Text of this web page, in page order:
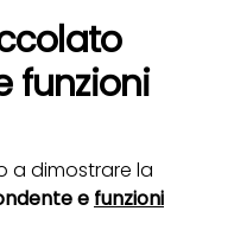
funzioni
a dimostrare la
e funzioni